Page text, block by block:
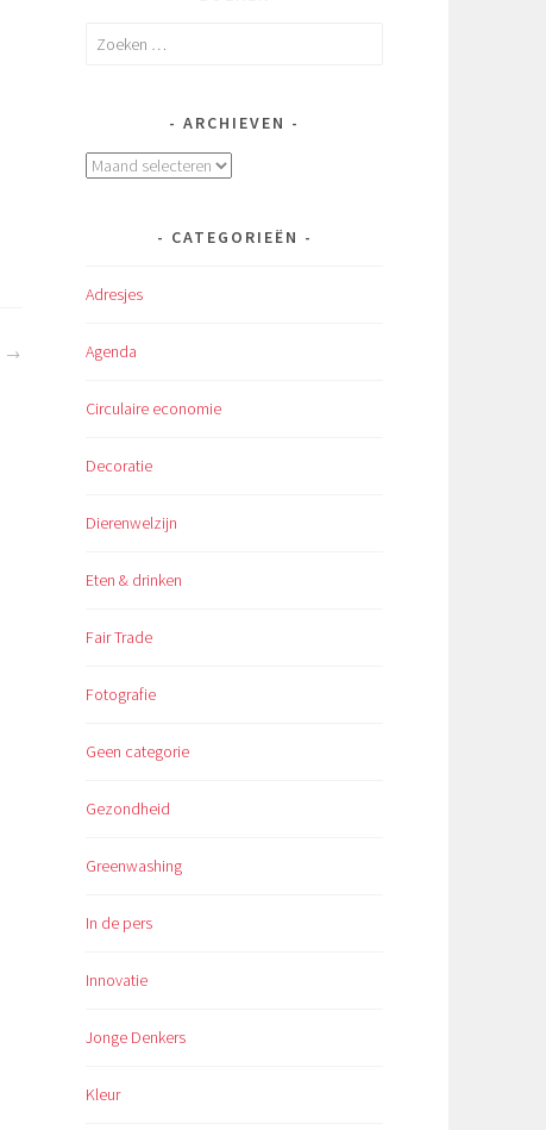
Zoeken
ARCHIEVEN
Archieven
CATEGORIEËN
Adresjes
Agenda
Circulaire economie
Decoratie
Dierenwelzijn
Eten & drinken
Fair Trade
Fotografie
Geen categorie
Gezondheid
Greenwashing
In de pers
Innovatie
Jonge Denkers
Kleur